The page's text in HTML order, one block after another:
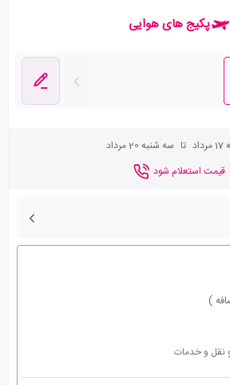
پکیج های هوایی
تا سه شنبه 20 مرداد
قیمت استعلام شود
)
نقل و خدمات